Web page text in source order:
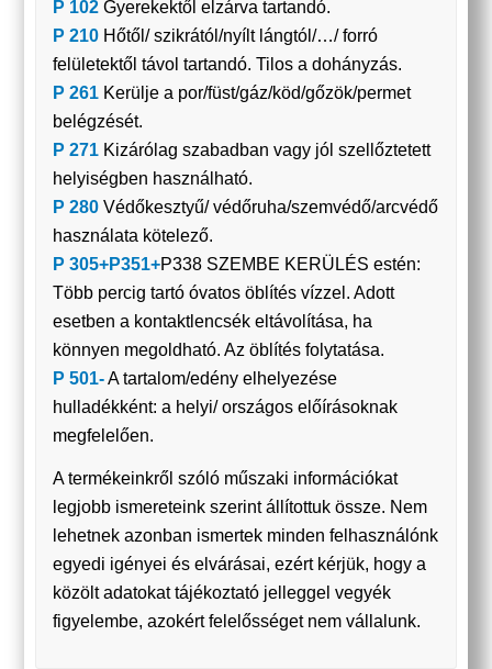
P 102 Gyerekektől elzárva tartandó.
P 210 Hőtől/ szikrától/nyílt lángtól/…/ forró
felületektől távol tartandó. Tilos a dohányzás.
P 261 Kerülje a por/füst/gáz/köd/gőzök/permet
belégzését.
P 271 Kizárólag szabadban vagy jól szellőztetett
helyiségben használható.
P 280 Védőkesztyű/ védőruha/szemvédő/arcvédő
használata kötelező.
P 305+P351+P338 SZEMBE KERÜLÉS estén:
Több percig tartó óvatos öblítés vízzel. Adott
esetben a kontaktlencsék eltávolítása, ha
könnyen megoldható. Az öblítés folytatása.
P 501-A tartalom/edény elhelyezése
hulladékként: a helyi/ országos előírásoknak
megfelelően.
A termékeinkről szóló műszaki információkat
legjobb ismereteink szerint állítottuk össze. Nem
lehetnek azonban ismertek minden felhasználónk
egyedi igényei és elvárásai, ezért kérjük, hogy a
közölt adatokat tájékoztató jelleggel vegyék
figyelembe, azokért felelősséget nem vállalunk.